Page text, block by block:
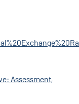
Assessment,